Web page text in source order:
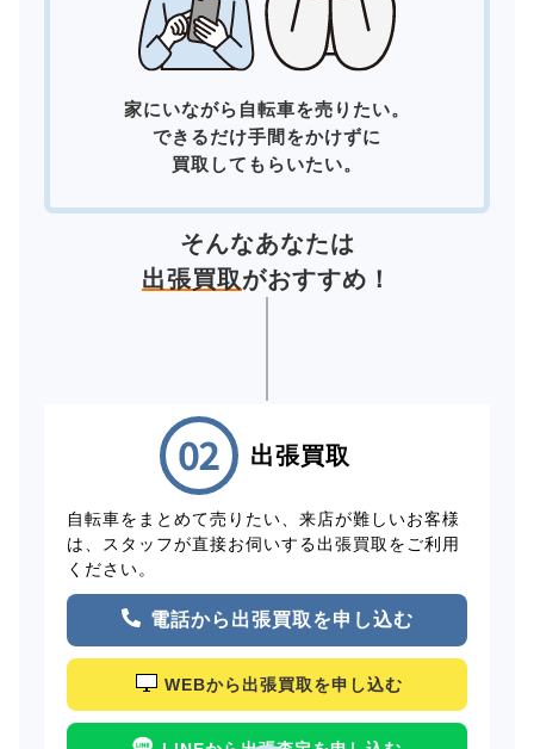
家にいながら自転車を売りたい。
できるだけ手間をかけずに
買取してもらいたい。
そんなあなたは
出張買取がおすすめ！
出張買取
自転車をまとめて売りたい、来店が難しいお客様
は、スタッフが直接お伺いする出張買取をご利用
ください。
電話から出張買取を申し込む
WEBから出張買取を申し込む